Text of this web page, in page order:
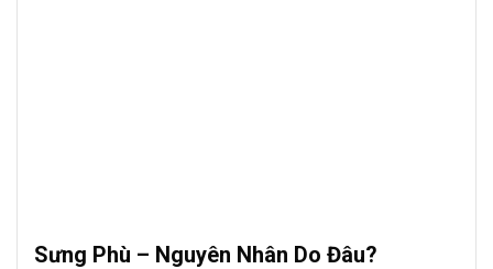
Sưng Phù – Nguyên Nhân Do Đâu?